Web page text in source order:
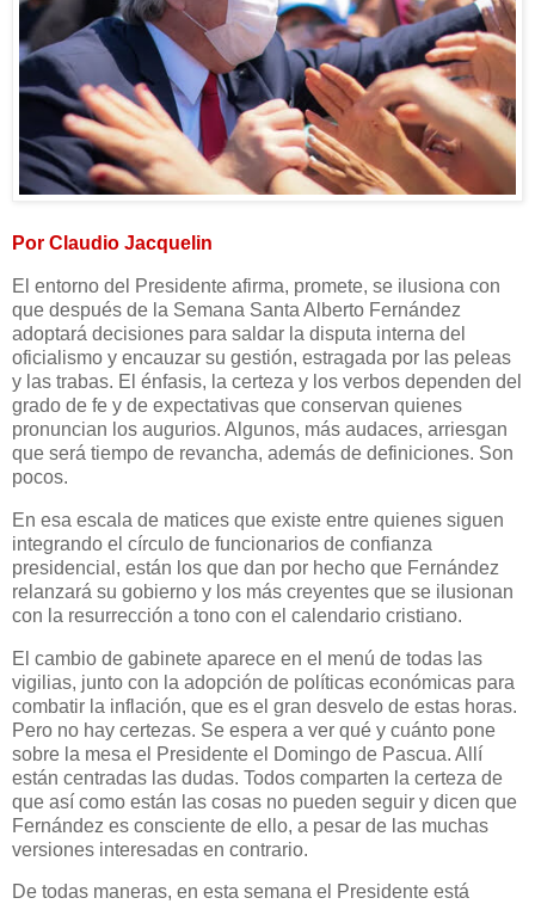
Por Claudio Jacquelin
El entorno del Presidente afirma, promete, se ilusiona con
que después de la Semana Santa Alberto Fernández
adoptará decisiones para saldar la disputa interna del
oficialismo y encauzar su gestión, estragada por las peleas
y las trabas. El énfasis, la certeza y los verbos dependen del
grado de fe y de expectativas que conservan quienes
pronuncian los augurios. Algunos, más audaces, arriesgan
que será tiempo de revancha, además de definiciones. Son
pocos.
En esa escala de matices que existe entre quienes siguen
integrando el círculo de funcionarios de confianza
presidencial, están los que dan por hecho que Fernández
relanzará su gobierno y los más creyentes que se ilusionan
con la resurrección a tono con el calendario cristiano.
El cambio de gabinete aparece en el menú de todas las
vigilias, junto con la adopción de políticas económicas para
combatir la inflación, que es el gran desvelo de estas horas.
Pero no hay certezas. Se espera a ver qué y cuánto pone
sobre la mesa el Presidente el Domingo de Pascua. Allí
están centradas las dudas. Todos comparten la certeza de
que así como están las cosas no pueden seguir y dicen que
Fernández es consciente de ello, a pesar de las muchas
versiones interesadas en contrario.
De todas maneras, en esta semana el Presidente está